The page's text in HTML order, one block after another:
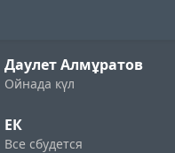
Даулет Алмұратов
Ойнада күл
ЕК
Все сбудется